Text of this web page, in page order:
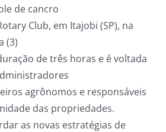
de cancro
Club, em Itajobi (SP), na
(3)
de três horas e é voltada
agrônomos e responsáveis
das propriedades.
as novas estratégias de